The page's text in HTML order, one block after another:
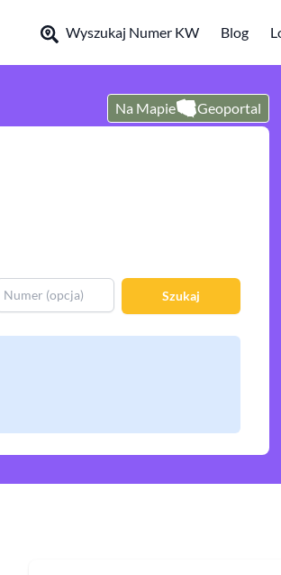
Wyszukaj Numer KW Blog
Na Mapie Geoportal
Szukaj